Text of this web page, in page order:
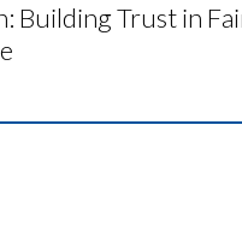
Building Trust in